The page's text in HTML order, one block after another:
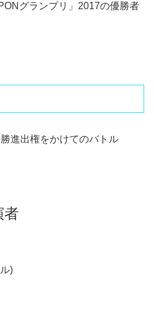
グランプリ」2017の優勝者
進出権をかけてのバトル
)